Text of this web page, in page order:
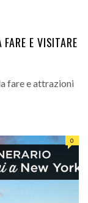
E VISITARE
fare e attrazioni
0